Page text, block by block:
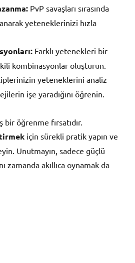
PvP savaşları sırasında
yeteneklerinizi hızla
Farklı yetenekleri bir
kombinasyonlar oluşturun.
yeteneklerini analiz
işe yaradığını öğrenin.
bir öğrenme fırsatıdır.
için sürekli pratik yapın ve
Unutmayın, sadece güçlü
zamanda akıllıca oynamak da